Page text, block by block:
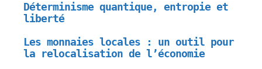
Déterminisme quantique, entropie et
liberté
Les monnaies locales : un outil pour
la relocalisation de l’économie